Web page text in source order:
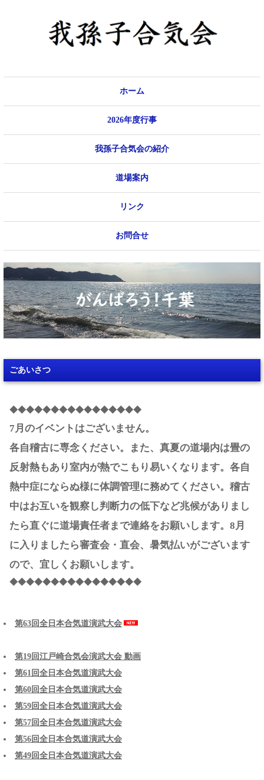
ホーム
2026年度行事
我孫子合気会の紹介
道場案内
リンク
お問合せ
ごあいさつ
◆◆◆◆◆◆◆◆◆◆◆◆◆◆◆◆
7月のイベントはございません。
各自稽古に専念ください。また、真夏の道場内は畳の
反射熱もあり室内が熱でこもり易いくなります。各自
熱中症にならぬ様に体調管理に務めてください。稽古
中はお互いを観察し判断力の低下など兆候がありまし
たら直ぐに道場責任者まで連絡をお願いします。8月
に入りましたら審査会・直会、暑気払いがございます
ので、宜しくお願いします。
◆◆◆◆◆◆◆◆◆◆◆◆◆◆◆◆
第63回全日本合気道演武大会
第19回江戸崎合気会演武大会 動画
第61回全日本合気道演武大会
第60回全日本合気道演武大会
第59回全日本合気道演武大会
第57回全日本合気道演武大会
第56回全日本合気道演武大会
第49回全日本合気道演武大会